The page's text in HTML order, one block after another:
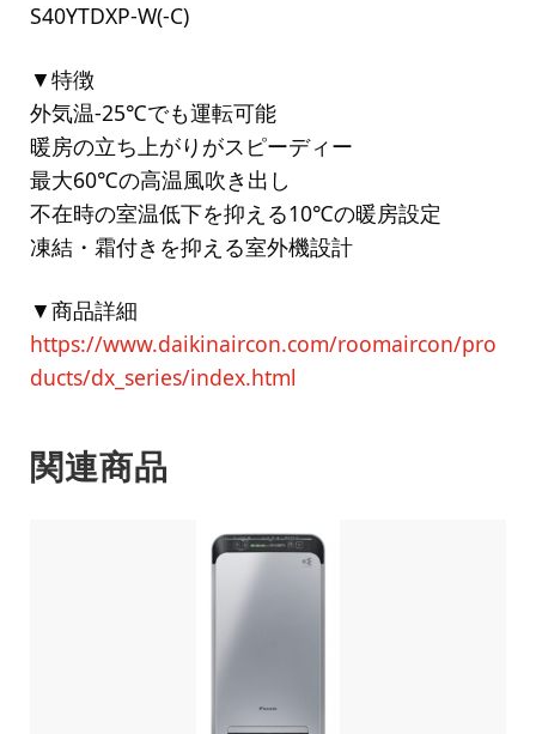
S40YTDXP-W(-C)
▼特徴
外気温-25℃でも運転可能
暖房の立ち上がりがスピーディー
最大60℃の高温風吹き出し
不在時の室温低下を抑える10℃の暖房設定
凍結・霜付きを抑える室外機設計
▼商品詳細
https://www.daikinaircon.com/roomaircon/pro
ducts/dx_series/index.html
関連商品